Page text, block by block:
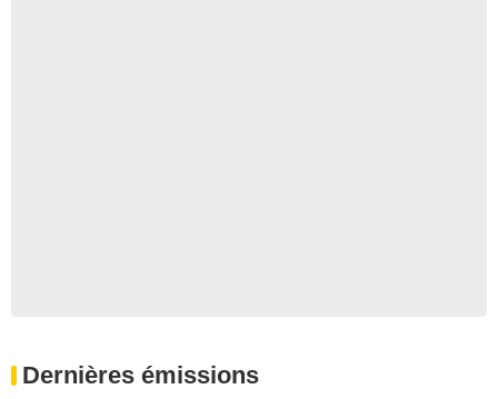
Dernières émissions